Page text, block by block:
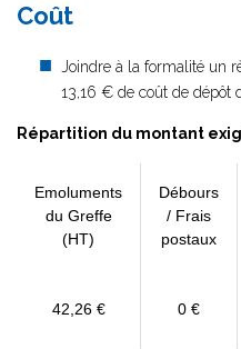
Coût
Joindre à la formalité un
13,16 € de coût de dépôt
Répartition du montant
Emoluments
du Greffe
(HT)
Débours
/ Frais
postaux
42,26 € 0 €